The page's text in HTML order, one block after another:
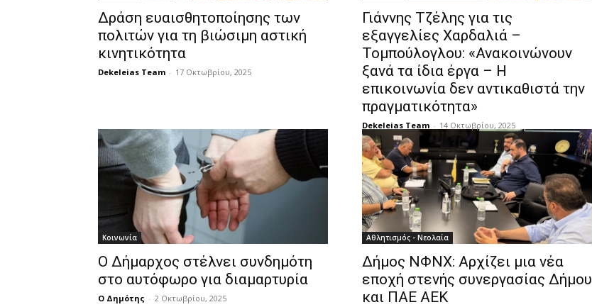
Δράση ευαισθητοποίησης των
πολιτών για τη βιώσιμη αστική
κινητικότητα
Dekeleias Team - 17 Οκτωβρίου, 2025
Γιάννης Τζέλης για τις
εξαγγελίες Χαρδαλιά –
Τομπούλογλου: «Ανακοινώνουν
ξανά τα ίδια έργα – Η
επικοινωνία δεν αντικαθιστά την
πραγματικότητα»
Dekeleias Team - 14 Οκτωβρίου, 2025
Κοινωνία
Ο Δήμαρχος στέλνει συνδημότη
στο αυτόφωρο για διαμαρτυρία
Ο Δημότης - 2 Οκτωβρίου, 2025
Αθλητισμός - Νεολαία
Δήμος ΝΦΝΧ: Αρχίζει μια νέα
εποχή στενής συνεργασίας Δήμου
και ΠΑΕ ΑΕΚ